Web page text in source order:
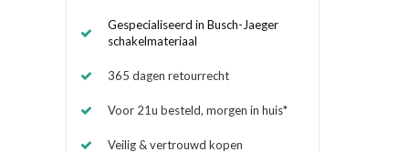
Gespecialiseerd in Busch-Jaeger
schakelmateriaal
365 dagen retourrecht
Voor 21u besteld, morgen in huis*
Veilig & vertrouwd kopen